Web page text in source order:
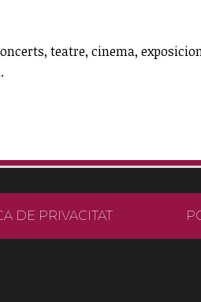
teatre, cinema,
DE PRIVACITAT